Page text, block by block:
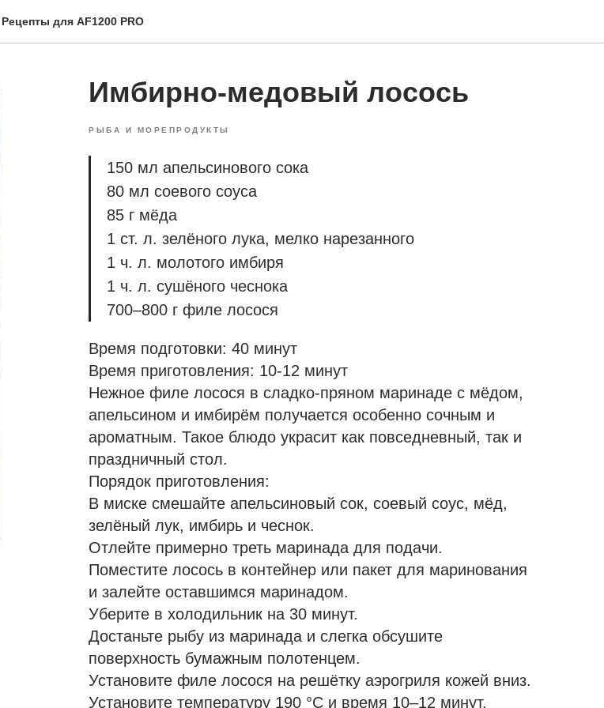
Рецепты для AF1200 PRO
Имбирно-медовый лосось
РЫБА И МОРЕПРОДУКТЫ
150 мл апельсинового сока
80 мл соевого соуса
85 г мёда
1 ст. л. зелёного лука, мелко нарезанного
1 ч. л. молотого имбиря
1 ч. л. сушёного чеснока
700–800 г филе лосося
Время подготовки: 40 минут
Время приготовления: 10-12 минут
Нежное филе лосося в сладко-пряном маринаде с мёдом,
апельсином и имбирём получается особенно сочным и
ароматным. Такое блюдо украсит как повседневный, так и
праздничный стол.
Порядок приготовления:
В миске смешайте апельсиновый сок, соевый соус, мёд,
зелёный лук, имбирь и чеснок.
Отлейте примерно треть маринада для подачи.
Поместите лосось в контейнер или пакет для маринования
и залейте оставшимся маринадом.
Уберите в холодильник на 30 минут.
Достаньте рыбу из маринада и слегка обсушите
поверхность бумажным полотенцем.
Установите филе лосося на решётку аэрогриля кожей вниз.
Установите температуру 190 °C и время 10–12 минут.